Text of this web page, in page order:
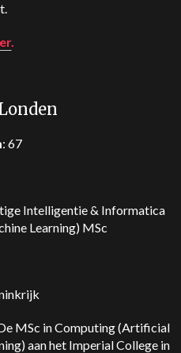
.
: 67
Intelligentie & Informatica
Learning) MSc
MSc in Computing (Artificial
aan het Imperial College in